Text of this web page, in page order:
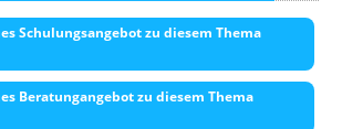
Schulungsangebot zu diesem Thema
Beratungangebot zu diesem Thema